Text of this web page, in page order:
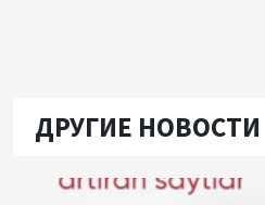
ДРУГИЕ НОВОСТИ